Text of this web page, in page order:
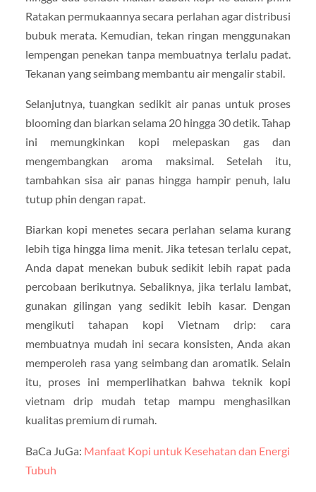
Ratakan permukaannya secara perlahan agar distribusi
bubuk merata. Kemudian, tekan ringan menggunakan
lempengan penekan tanpa membuatnya terlalu padat.
Tekanan yang seimbang membantu air mengalir stabil.
Selanjutnya, tuangkan sedikit air panas untuk proses
blooming dan biarkan selama 20 hingga 30 detik. Tahap
ini memungkinkan kopi melepaskan gas dan
mengembangkan aroma maksimal. Setelah itu,
tambahkan sisa air panas hingga hampir penuh, lalu
tutup phin dengan rapat.
Biarkan kopi menetes secara perlahan selama kurang
lebih tiga hingga lima menit. Jika tetesan terlalu cepat,
Anda dapat menekan bubuk sedikit lebih rapat pada
percobaan berikutnya. Sebaliknya, jika terlalu lambat,
gunakan gilingan yang sedikit lebih kasar. Dengan
mengikuti tahapan kopi Vietnam drip: cara
membuatnya mudah ini secara konsisten, Anda akan
memperoleh rasa yang seimbang dan aromatik. Selain
itu, proses ini memperlihatkan bahwa teknik kopi
vietnam drip mudah tetap mampu menghasilkan
kualitas premium di rumah.
BaCa JuGa: Manfaat Kopi untuk Kesehatan dan Energi
Tubuh